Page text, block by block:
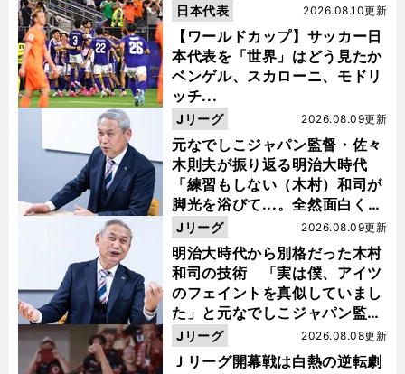
【ワールドカップ】サッカー日
本代表を「世界」はどう見たか
ベンゲル、スカローニ、モドリ
ッチ...
2026.08.10更新
日本代表
元なでしこジャパン監督・佐々
木則夫が振り返る明治大時代
「練習もしない（木村）和司が
脚光を浴びて...。全然面白くな
い４年間でした」
2026.08.09更新
Jリーグ
明治大時代から別格だった木村
和司の技術 「実は僕、アイツ
のフェイントを真似していまし
た」と元なでしこジャパン監
督・佐々木則夫
2026.08.09更新
Jリーグ
Ｊリーグ開幕戦は白熱の逆転劇
2026.08.08更新
Jリーグ